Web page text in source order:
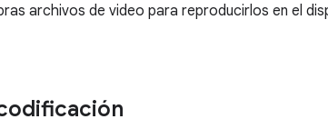
archivos de video para reproducirlos en el